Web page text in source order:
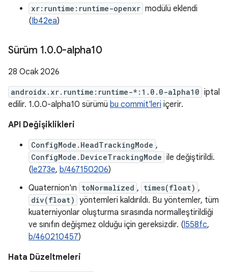
xr:runtime:runtime-openxr modülü eklendi
(Ib42ea)
Sürüm 1.0.0-alpha10
28 Ocak 2026
androidx.xr.runtime:runtime-*:1.0.0-alpha10 iptal
edilir. 1.0.0-alpha10 sürümü bu commit'leri içerir.
API Değişiklikleri
ConfigMode.HeadTrackingMode ,
ConfigMode.DeviceTrackingMode ile değiştirildi.
(le273e, b/467150206)
Quaternion'ın toNormalized , times(float) ,
div(float) yöntemleri kaldırıldı. Bu yöntemler, tüm
kuaterniyonlar oluşturma sırasında normalleştirildiği
ve sınıfın değişmez olduğu için gereksizdir. (l558fc,
b/460210457)
Hata Düzeltmeleri